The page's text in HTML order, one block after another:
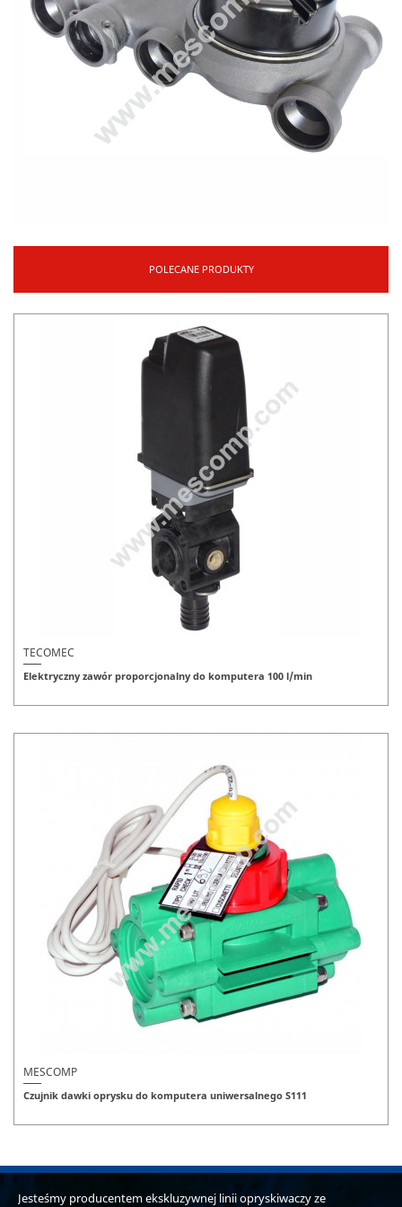
POLECANE PRODUKTY
TECOMEC
Elektryczny zawór proporcjonalny do komputera 100 l/min
MESCOMP
Czujnik dawki oprysku do komputera uniwersalnego S111
Jesteśmy producentem ekskluzywnej linii opryskiwaczy ze